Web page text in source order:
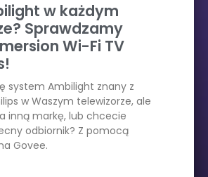
w każdym
Sprawdzamy
Wi-Fi TV
system Ambilight znany z
w Waszym telewizorze, ale
inną markę, lub chcecie
odbiornik? Z pomocą
Govee.